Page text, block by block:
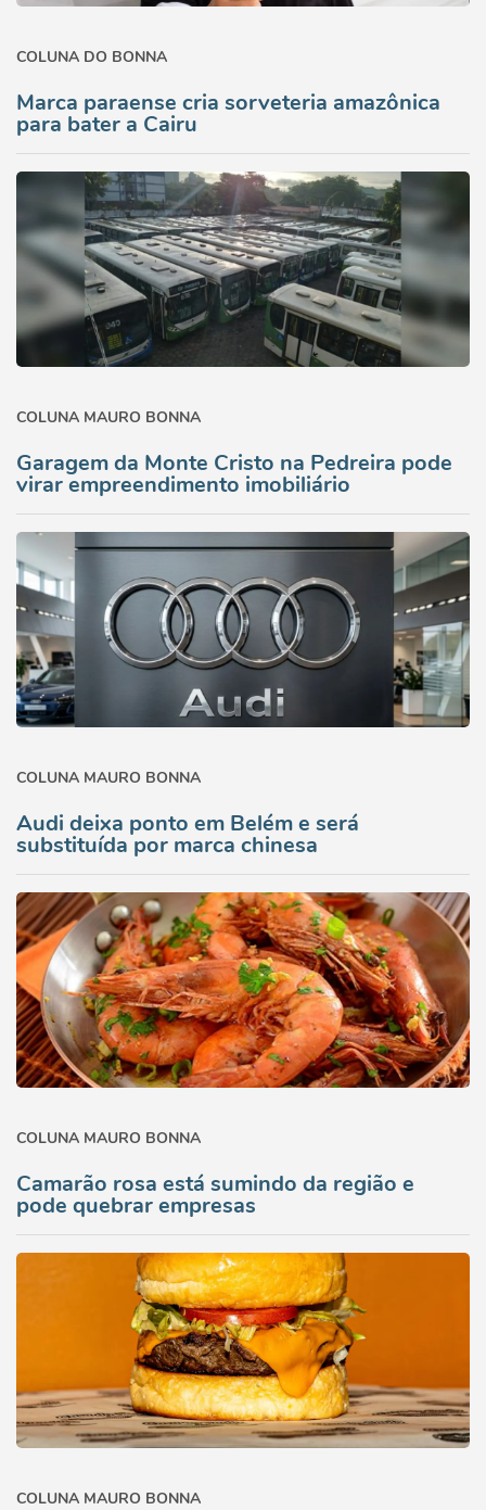
COLUNA DO BONNA
Marca paraense cria sorveteria amazônica
para bater a Cairu
COLUNA MAURO BONNA
Garagem da Monte Cristo na Pedreira pode
virar empreendimento imobiliário
COLUNA MAURO BONNA
Audi deixa ponto em Belém e será
substituída por marca chinesa
COLUNA MAURO BONNA
Camarão rosa está sumindo da região e
pode quebrar empresas
COLUNA MAURO BONNA